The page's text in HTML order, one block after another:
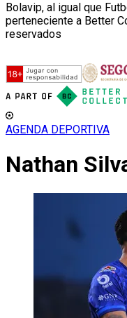
Bolavip, al igual que
perteneciente a Better
reservados
AGENDA DEPORTIVA
Nathan